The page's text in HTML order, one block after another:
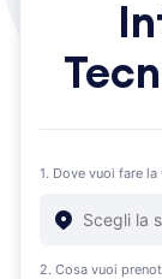
1. Dove vuoi fare
2. Cosa vuoi